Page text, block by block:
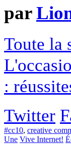
par
Toute la
:
Twitter
#cc10, creative
Une Vive Internet!